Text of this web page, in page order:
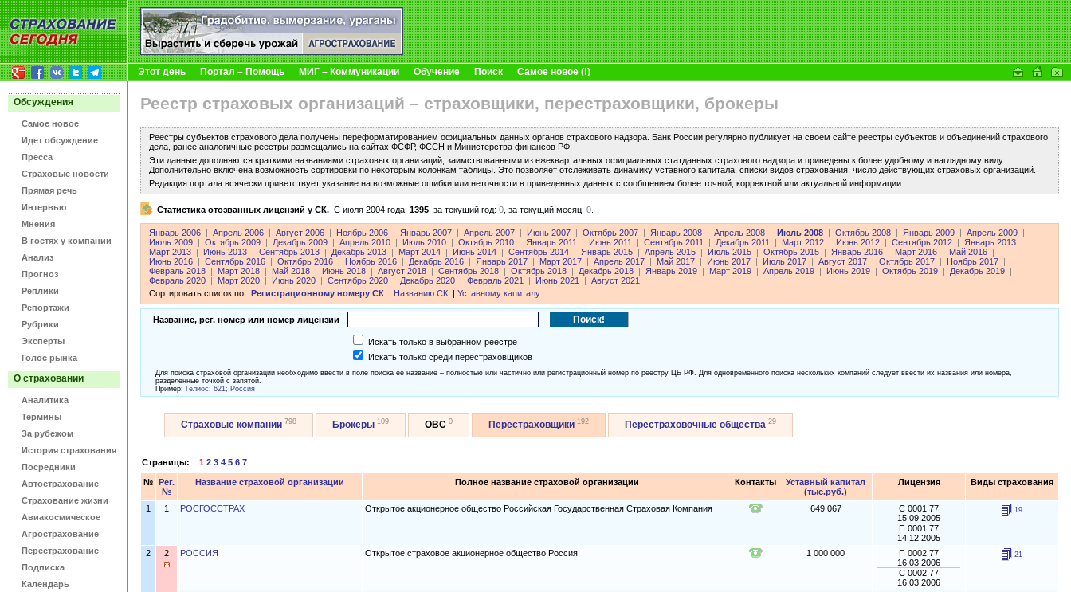
Этот день Портал – Помощь МИГ – Коммуникации Обучение Поиск Самое новое (!)
Обсуждения
Самое новое
Идет обсуждение
Пресса
Страховые новости
Прямая речь
Интервью
Мнения
В гостях у компании
Анализ
Прогноз
Реплики
Репортажи
Рубрики
Эксперты
Голос рынка
О страховании
Аналитика
Термины
За рубежом
История страхования
Посредники
Автострахование
Страхование жизни
Авиакосмическое
Агрострахование
Перестрахование
Подписка
Календарь
Реестр страховых организаций – страховщики, перестраховщики, брокеры
Реестры субъектов страхового дела получены переформатированием официальных данных органов страхового надзора. Банк России регулярно публикует на своем сайте реестры субъектов и объединений страхового
дела, ранее аналогичные реестры размещались на сайтах ФСФР, ФССН и Министерства финансов РФ.
Эти данные дополняются краткими названиями страховых организаций, заимствованными из ежеквартальных официальных статданных страхового надзора и приведены к более удобному и наглядному виду.
Дополнительно включена возможность сортировки по некоторым колонкам таблицы. Это позволяет отслеживать динамику уставного капитала, списки видов страхования, число действующих страховых организаций.
Редакция портала всячески приветствует указание на возможные ошибки или неточности в приведенных данных с сообщением более точной, корректной или актуальной информации.
Статистика отозванных лицензий у СК. C июля 2004 года: 1395 за текущий год: 0 за текущий месяц: 0
Январь 2006 Апрель 2006 Август 2006 Ноябрь 2006 Январь 2007 Апрель 2007 Июнь 2007 Октябрь 2007 Январь 2008 Апрель 2008 Июль 2008 Октябрь 2008 Январь 2009 Апрель 2009
Июль 2009
Октябрь 2009 Декабрь 2009 Апрель 2010 Июль 2010 Октябрь 2010 Январь 2011 Июнь 2011 Сентябрь 2011 Декабрь 2011 Март 2012 Июнь 2012 Сентябрь 2012 Январь 2013
Март 2013
Июнь 2013 Сентябрь 2013 Декабрь 2013 Март 2014 Июнь 2014 Сентябрь 2014 Январь 2015 Апрель 2015 Июль 2015 Октябрь 2015 Январь 2016 Март 2016 Май 2016
Июнь 2016
Сентябрь 2016 Октябрь 2016 Ноябрь 2016 Декабрь 2016 Январь 2017 Март 2017 Апрель 2017 Май 2017 Июнь 2017 Июль 2017 Август 2017 Октябрь 2017 Ноябрь 2017
Февраль 2018
Март 2018 Май 2018 Июнь 2018 Август 2018 Сентябрь 2018 Октябрь 2018 Декабрь 2018 Январь 2019 Март 2019 Апрель 2019 Июнь 2019 Октябрь 2019 Декабрь 2019
Февраль 2020
Март 2020 Июнь 2020 Сентябрь 2020 Декабрь 2020 Февраль 2021 Июнь 2021
Август 2021
Сортировать список по:
Регистрационному номеру СК Названию СК Уставному капиталу
Название, рег. номер или номер лицензии
Искать только в выбранном реестре
Искать только среди перестраховщиков
Для поиска страховой организации необходимо ввести в поле поиска ее название – полностью или частично или регистрационный номер по реестру ЦБ РФ. Для одновременного поиска нескольких компаний следует ввести их названия или номера,
разделенные точкой с запятой.
Пример: Гелиос; 621; Россия
Страховые компании 798 Брокеры 109 ОВС 0 Перестраховщики 192 Перестраховочные общества 29
Страницы: 1 2 3 4 5 6 7
№
Рег.
№
Название страховой организации Полное название страховой организации Контакты
Уставный капитал
(тыс.руб.)
Лицензия Виды страхования
1 1 РОСГОССТРАХ Открытое акционерное общество Российская Государственная Страховая Компания 649 067
С 0001 77
15.09.2005
П 0001 77
14.12.2005
19
2 2 РОССИЯ Открытое страховое акционерное общество Россия 1 000 000
П 0002 77
16.03.2006
С 0002 77
16.03.2006
21